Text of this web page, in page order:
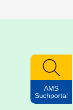
AMS
Suchportal